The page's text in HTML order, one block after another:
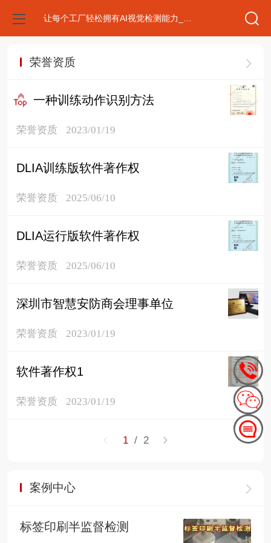
荣誉资质
一种训练动作识别方法
荣誉资质 2023/01/19
DLIA训练版软件著作权
荣誉资质 2025/06/10
DLIA运行版软件著作权
荣誉资质 2025/06/10
深圳市智慧安防商会理事单位
荣誉资质 2023/01/19
软件著作权1
荣誉资质 2023/01/19
1 / 2
案例中心
标签印刷半监督检测